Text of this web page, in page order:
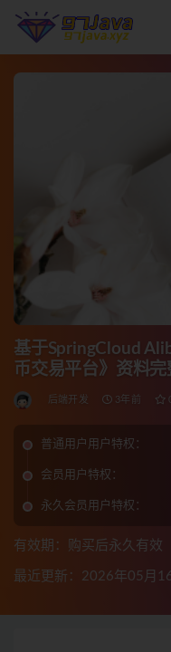
基于SpringCloud
币交易平台》资料完
后端开发 3年前
普通用户用户特权：
会员用户特权：
永久会员用户特权：
有效期：购买后永久有效
最近更新：2026年05月